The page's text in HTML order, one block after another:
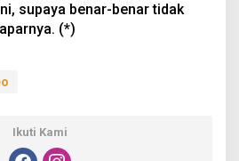
supaya benar-benar tidak
(*)
Ikuti Kami